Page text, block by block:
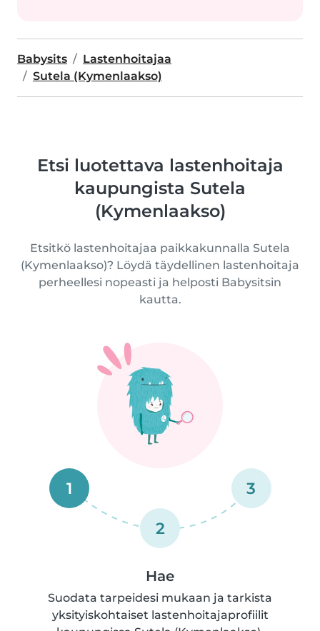
Babysits
Lastenhoitajaa
Sutela (Kymenlaakso)
Etsi luotettava lastenhoitaja
kaupungista Sutela
(Kymenlaakso)
Etsitkö lastenhoitajaa paikkakunnalla Sutela
(Kymenlaakso)? Löydä täydellinen lastenhoitaja
perheellesi nopeasti ja helposti Babysitsin
kautta.
1
2
3
Hae
Suodata tarpeidesi mukaan ja tarkista
yksityiskohtaiset lastenhoitajaprofiilit